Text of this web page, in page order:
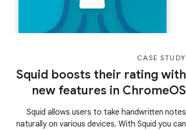
CASE STUDY
Squid boosts their rating with
new features in ChromeOS
Squid allows users to take handwritten notes
naturally on various devices. With Squid you can